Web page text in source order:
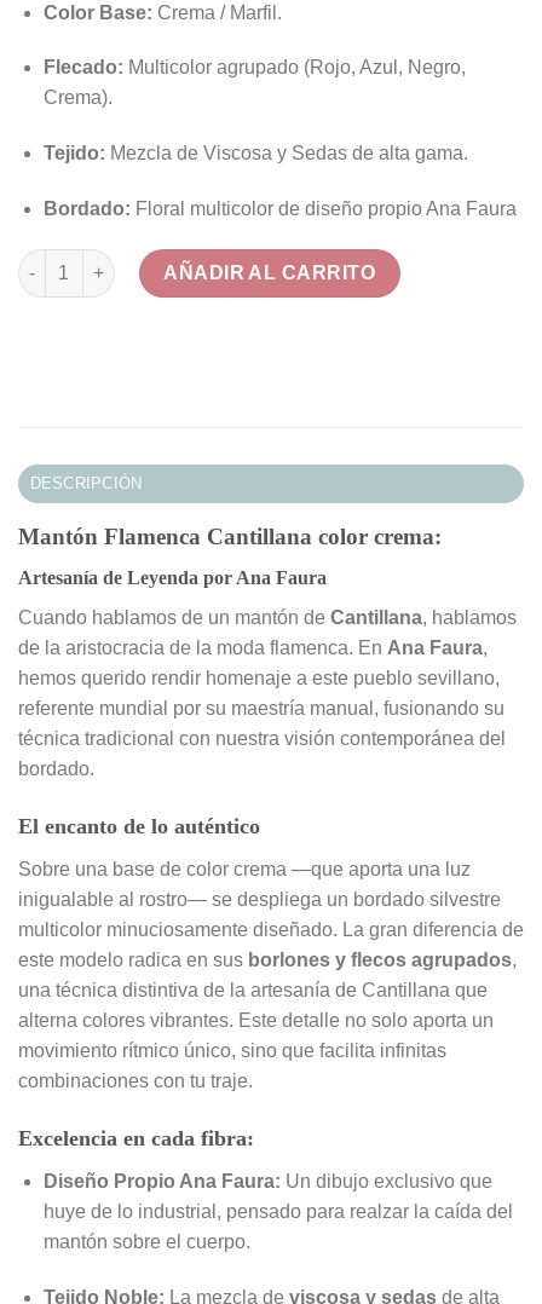
Color Base: Crema / Marfil.
Flecado: Multicolor agrupado (Rojo, Azul, Negro,
Crema).
Tejido: Mezcla de Viscosa y Sedas de alta gama.
Bordado: Floral multicolor de diseño propio Ana Faura
Mantón de Cantillana en color crema cantidad
AÑADIR AL CARRITO
DESCRIPCIÓN
Mantón Flamenca Cantillana color crema:
Artesanía de Leyenda por Ana Faura
Cuando hablamos de un mantón de Cantillana, hablamos
de la aristocracia de la moda flamenca. En Ana Faura,
hemos querido rendir homenaje a este pueblo sevillano,
referente mundial por su maestría manual, fusionando su
técnica tradicional con nuestra visión contemporánea del
bordado.
El encanto de lo auténtico
Sobre una base de color crema —que aporta una luz
inigualable al rostro— se despliega un bordado silvestre
multicolor minuciosamente diseñado. La gran diferencia de
este modelo radica en sus borlones y flecos agrupados,
una técnica distintiva de la artesanía de Cantillana que
alterna colores vibrantes. Este detalle no solo aporta un
movimiento rítmico único, sino que facilita infinitas
combinaciones con tu traje.
Excelencia en cada fibra:
Diseño Propio Ana Faura: Un dibujo exclusivo que
huye de lo industrial, pensado para realzar la caída del
mantón sobre el cuerpo.
Tejido Noble: La mezcla de viscosa y sedasde alta